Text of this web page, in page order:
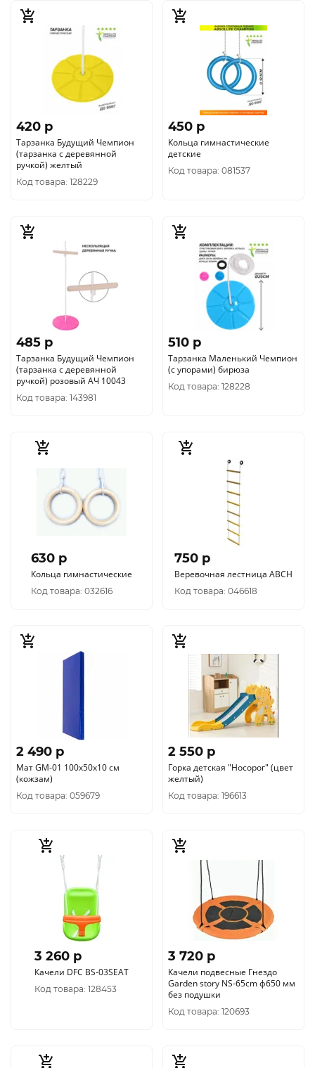
420 p
Тарзанка Будущий Чемпион
(тарзанка с деревянной
ручкой) желтый
Код товара: 128229
450 p
Кольца гимнастические
детские
Код товара: 081537
485 p
Тарзанка Будущий Чемпион
(тарзанка с деревянной
ручкой) розовый АЧ 10043
Код товара: 143981
510 p
Тарзанка Маленький Чемпион
(с упорами) бирюза
Код товара: 128228
630 p
Кольца гимнастические
Код товара: 032616
750 p
Веревочная лестница АВСН
Код товара: 046618
2 490 p
Мат GM-01 100х50х10 см
(кожзам)
Код товара: 059679
2 550 p
Горка детская "Носорог" (цвет
желтый)
Код товара: 196613
3 260 p
Качели DFC BS-03SEAT
Код товара: 128453
3 720 p
Качели подвесные Гнездо
Garden story NS-65cm ф650 мм
без подушки
Код товара: 120693